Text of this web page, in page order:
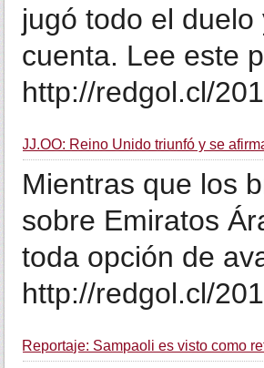
jugó todo el
cuenta. Lee este
http://redgol.cl/
JJ.OO: Reino Unido triunfó y se
Mientras que los
sobre Emiratos
toda opción de
http://redgol.cl/
Reportaje: Sampaoli es visto como